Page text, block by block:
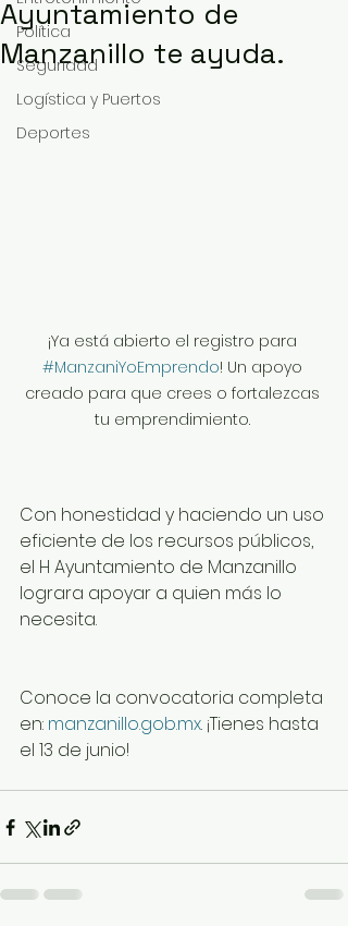
Política
Seguridad
Logística y Puertos
Deportes
Ayuntamiento de
Manzanillo te ayuda.
¡Ya está abierto el registro para
#ManzaniYoEmprendo! Un apoyo
creado para que crees o fortalezcas
tu emprendimiento.
Con honestidad y haciendo un uso
eficiente de los recursos públicos,
el H Ayuntamiento de Manzanillo
lograra apoyar a quien más lo
necesita.
Conoce la convocatoria completa
en: manzanillo.gob.mx. ¡Tienes hasta
el 13 de junio!